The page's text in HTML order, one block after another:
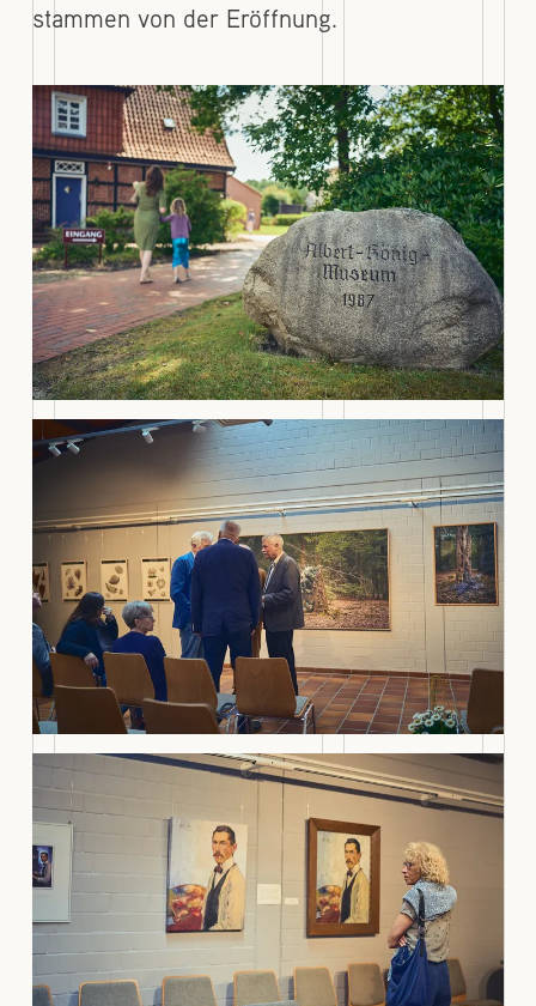
stammen von der Eröffnung.